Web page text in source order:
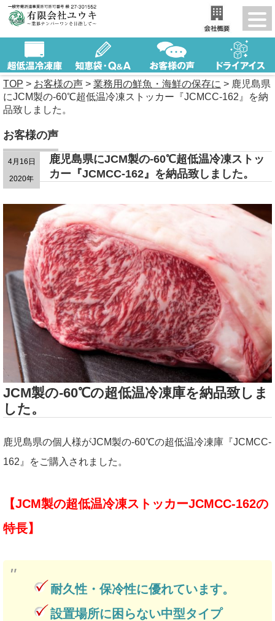
TOP > お客様の声 > 業務用の鮮魚・海鮮の保存に > 鹿児島県
にJCM製の-60℃超低温冷凍ストッカー『JCMCC-162』を納
品致しました。
お客様の声
4月16日
2020年
鹿児島県にJCM製の-60℃超低温冷凍ストッ
カー『JCMCC-162』を納品致しました。
JCM製の-60℃の超低温冷凍庫を納品致しま
した。
鹿児島県の個人様がJCM製の-60℃の超低温冷凍庫『JCMCC-
162』をご購入されました。
【JCM製の超低温冷凍ストッカーJCMCC-162の
特長】
耐久性・保冷性に優れています。
設置場所に困らない中型タイプ